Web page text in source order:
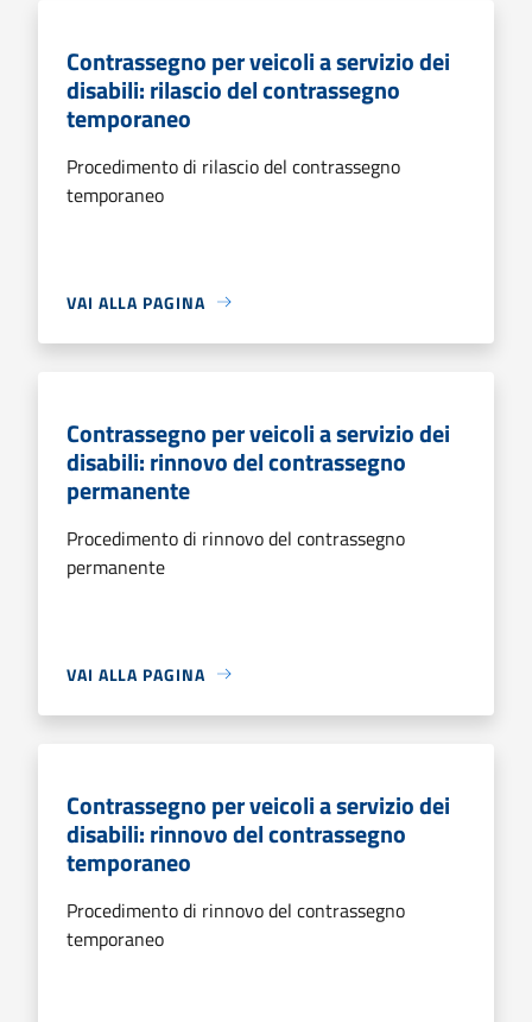
Contrassegno per veicoli a servizio dei
disabili: rilascio del contrassegno
temporaneo
Procedimento di rilascio del contrassegno
temporaneo
VAI ALLA PAGINA
Contrassegno per veicoli a servizio dei
disabili: rinnovo del contrassegno
permanente
Procedimento di rinnovo del contrassegno
permanente
VAI ALLA PAGINA
Contrassegno per veicoli a servizio dei
disabili: rinnovo del contrassegno
temporaneo
Procedimento di rinnovo del contrassegno
temporaneo